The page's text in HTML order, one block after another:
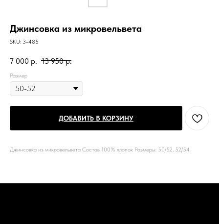
Джинсовка из микровельвета
SKU: 3-485
7 000 р. 13 950 р.
Размер
ДОБАВИТЬ В КОРЗИНУ
Джинсовка из микровельвета Состав 100% хлопок Размеры: 50/52, 52/54